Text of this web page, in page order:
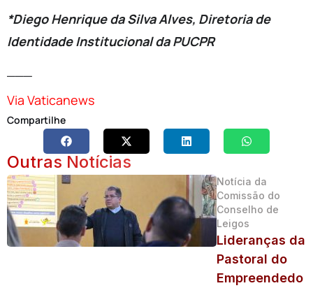
*Diego Henrique da Silva Alves, Diretoria de
Identidade Institucional da PUCPR
Via Vaticanews
Compartilhe
Outras Notícias
Notícia da
Comissão do
Conselho de
Leigos
Lideranças da
Pastoral do
Empreendedo